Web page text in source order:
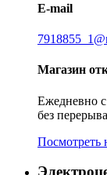
E-mail
Магазин
Ежедневно
без перерыва
Посмотреть